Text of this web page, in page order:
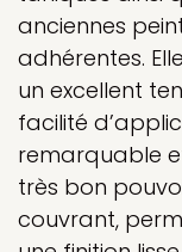
anciennes
adhérentes.
un excellent
facilité
remarquable
très bon
couvrant,